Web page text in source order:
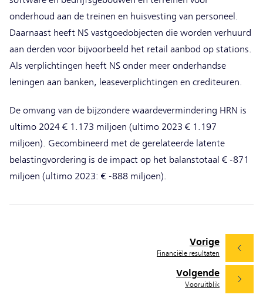
onderhoud aan de treinen en huisvesting van personeel.
Daarnaast heeft NS vastgoedobjecten die worden verhuurd
aan derden voor bijvoorbeeld het retail aanbod op stations.
Als verplichtingen heeft NS onder meer onderhandse
leningen aan banken, leaseverplichtingen en crediteuren.
De omvang van de bijzondere waardevermindering HRN is
ultimo 2024 € 1.173 miljoen (ultimo 2023 € 1.197
miljoen). Gecombineerd met de gerelateerde latente
belastingvordering is de impact op het balanstotaal € -871
miljoen (ultimo 2023: € -888 miljoen).
Volgende
Vooruitblik
Vorige
Financiële resultaten